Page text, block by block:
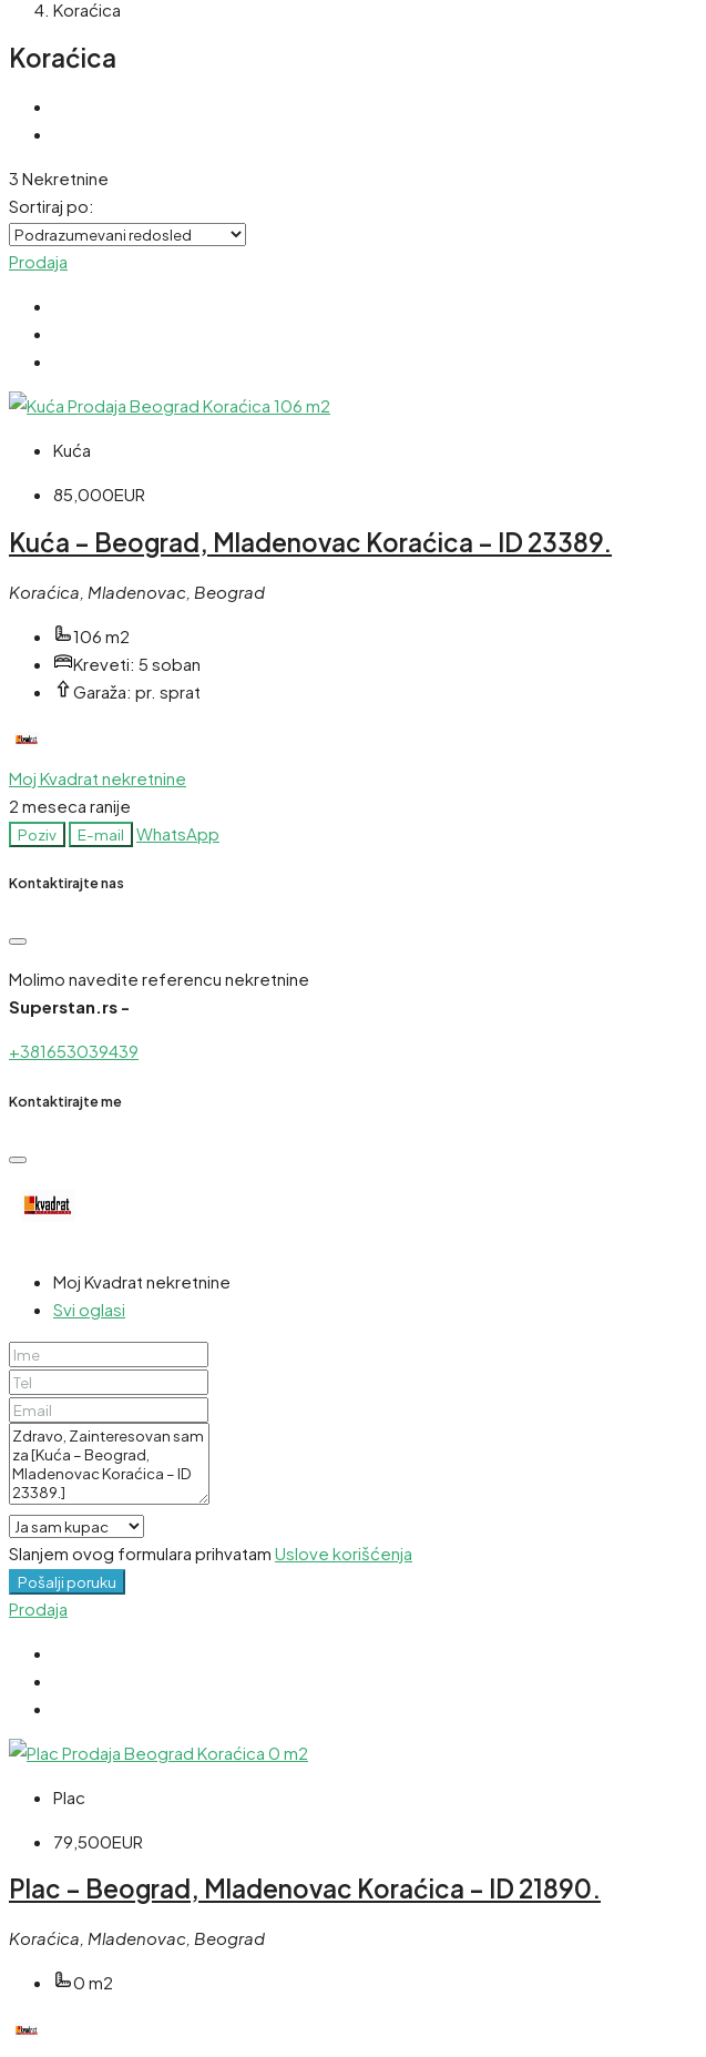
Koraćica
Koraćica
3 Nekretnine
Sortiraj po:
Prodaja
Kuća
85,000EUR
Kuća – Beograd, Mladenovac Koraćica – ID 23389.
Koraćica, Mladenovac, Beograd
106 m2
Kreveti: 5 soban
Garaža: pr. sprat
Moj Kvadrat nekretnine
2 meseca ranije
Poziv E-mail WhatsApp
Kontaktirajte nas
Molimo navedite referencu nekretnine
Superstan.rs -
+381653039439
Kontaktirajte me
Moj Kvadrat nekretnine
Svi oglasi
Slanjem ovog formulara prihvatam Uslove korišćenja
Pošalji poruku
Prodaja
Plac
79,500EUR
Plac – Beograd, Mladenovac Koraćica – ID 21890.
Koraćica, Mladenovac, Beograd
0 m2